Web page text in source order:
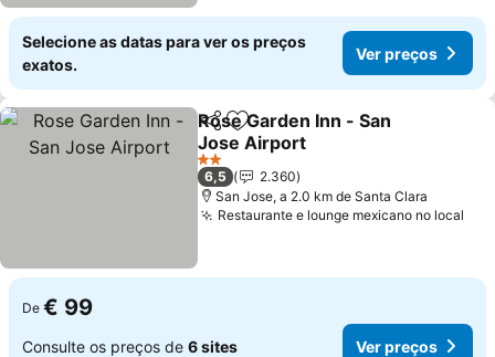
Selecione as datas para ver os preços
exatos.
Ver preços
PartilharAdicionar aos favoritos
Rose Garden Inn - San
Jose Airport
Ver preços
2 Estrelas
6,5
2.360
San Jose, a 2.0 km de Santa Clara
Restaurante e lounge mexicano no local
De € 99
Consulte os preços de 6 sites Ver preços